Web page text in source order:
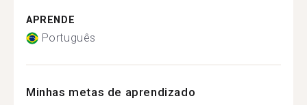
APRENDE
Português
Minhas metas de aprendizado